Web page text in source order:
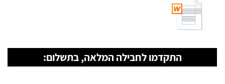
התקדמו לחבילה המלאה, בתשלום: